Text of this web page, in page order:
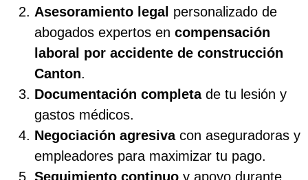
Asesoramiento legal personalizado de
abogados expertos en compensación
laboral por accidente de construcción
Canton.
Documentación completade tu lesión y
gastos médicos.
Negociación agresivacon aseguradoras y
empleadores para maximizar tu pago.
Seguimiento continuo y apoyo durante